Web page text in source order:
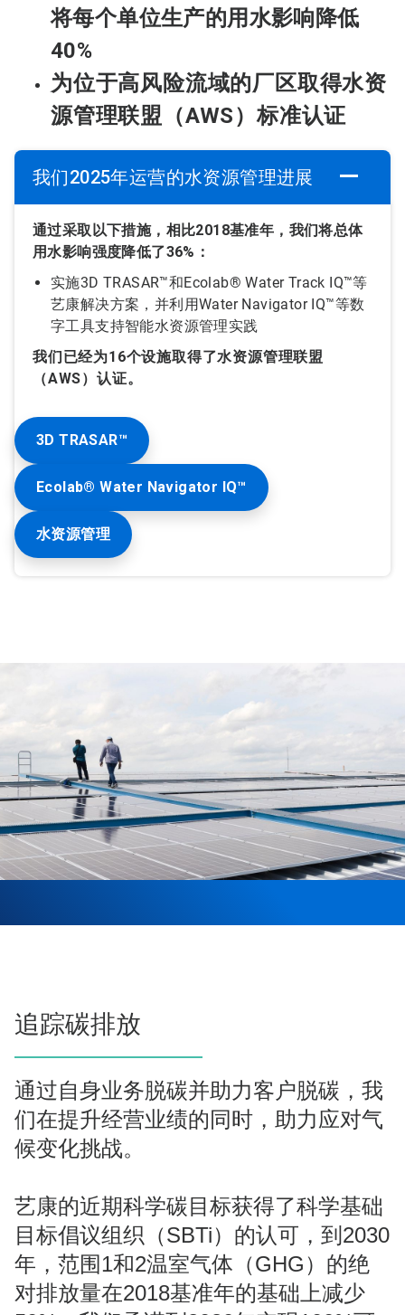
将每个单位生产的用水影响降低
40%
为位于高风险流域的厂区取得水资
源管理联盟（AWS）标准认证
我们2025年运营的水资源管理进展
通过采取以下措施，相比2018基准年，我们将总体
用水影响强度降低了36%：
实施3D TRASAR™和Ecolab® Water Track IQ™等
艺康解决方案，并利用Water Navigator IQ™等数
字工具支持智能水资源管理实践
我们已经为16个设施取得了水资源管理联盟
（AWS）认证。
3D TRASAR™
Ecolab® Water Navigator IQ™
水资源管理
追踪碳排放
通过自身业务脱碳并助力客户脱碳，我
们在提升经营业绩的同时，助力应对气
候变化挑战。
艺康的近期科学碳目标获得了科学基础
目标倡议组织（SBTi）的认可，到2030
年，范围1和2温室气体（GHG）的绝
对排放量在2018基准年的基础上减少